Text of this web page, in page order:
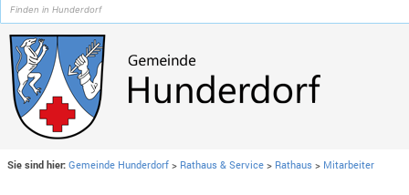
Sie sind hier: Gemeinde Hunderdorf > Rathaus & Service > Rathaus > Mitarbeiter